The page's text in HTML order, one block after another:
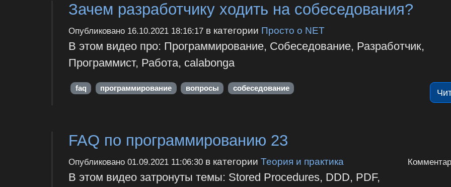
Зачем разработчику ходить на собеседования?
Опубликовано 16.10.2021 18:16:17в категории Просто о NET
В этом видео про: Программирование, Собеседование, Разработчик,
Программист, Работа, calabonga
faq программирование вопросы собеседование
FAQ по программированию 23
Опубликовано 01.09.2021 11:06:30в категории Теория и практика
В этом видео затронуты темы: Stored Procedures, DDD, PDF,